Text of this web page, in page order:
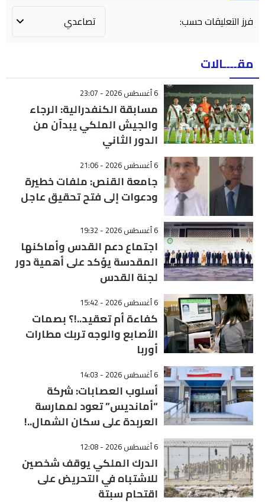
فرز التعليقات حسب:
مقــــالات
6 أغسطس 2026 - 23:07
مسابقة الكنفدرالية: الرجاء
والجيش الملكي يبدآن من
الدور الثاني
6 أغسطس 2026 - 21:06
جامعة القنص: ملفات خطيرة
ودعوات إلى فتح تحقيق عاجل
6 أغسطس 2026 - 19:32
اجتماع دعم القدس وأماكنها
المقدسة يؤكد على أهمية دور
لجنة القدس
6 أغسطس 2026 - 15:42
كفاءة أم تعقيد..!؟ بصمات
الأصابع والوجه تربك مطارات
أوربا
6 أغسطس 2026 - 14:03
أسلوب العصابات: شركة
“أمانديس” تعود لممارسة
العربدة على سكان الشمال..!
6 أغسطس 2026 - 12:08
الدرك الملكي يوقف شخصين
للاشتباه في التحريض على
اقتحام سبتة